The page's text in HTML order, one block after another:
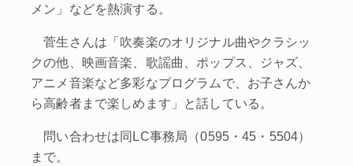
メン」などを熱演する。
菅生さんは「吹奏楽のオリジナル曲やクラシッ
クの他、映画音楽、歌謡曲、ポップス、ジャズ、
アニメ音楽など多彩なプログラムで、お子さんか
ら高齢者まで楽しめます」と話している。
問い合わせは同LC事務局（0595・45・5504）
まで。